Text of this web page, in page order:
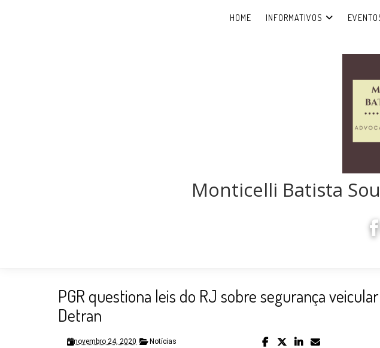
HOME INFORMATIVOS
Monticelli Batista
PGR questiona leis do RJ sobre segurança
Detran
novembro 24, 2020 Notícias